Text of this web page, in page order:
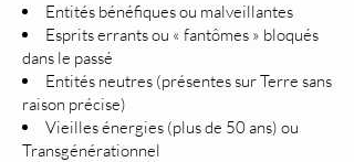
Entités bénéfiques ou malveillantes
Esprits errants ou « fantômes » bloqués
dans le passé
Entités neutres (présentes sur Terre sans
raison précise)
Vieilles énergies (plus de 50 ans) ou
Transgénérationnel